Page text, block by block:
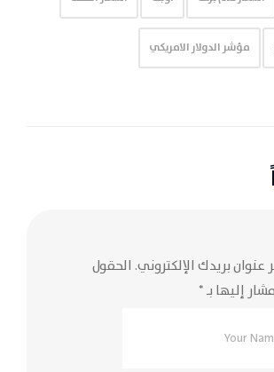
مؤشر الدولار الامريكي
عنوان بريدك الإلكتروني. الحقول
إليها بـ*